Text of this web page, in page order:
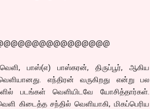
பாஸ்(எ) பாஸ்கரன், திருப்பூர், ஆகிய
எந்திரன் வருகிறது என்று பல
படங்கள் வெளியிடவே யோசித்தார்கள்.
கிடைத்த சந்தில் வெளியாகி, மிகப்பெரிய